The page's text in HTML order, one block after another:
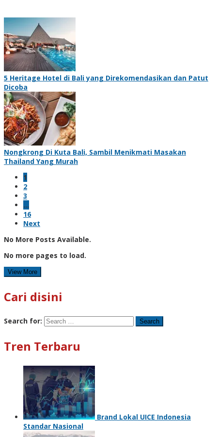
5 Heritage Hotel di Bali yang Direkomendasikan dan Patut
Dicoba
Nongkrong Di Kuta Bali, Sambil Menikmati Masakan
Thailand Yang Murah
1
2
3
…
16
Next
No More Posts Available.
No more pages to load.
View More
Cari disini
Search for:
Tren Terbaru
Brand Lokal UICE Indonesia
Standar Nasional